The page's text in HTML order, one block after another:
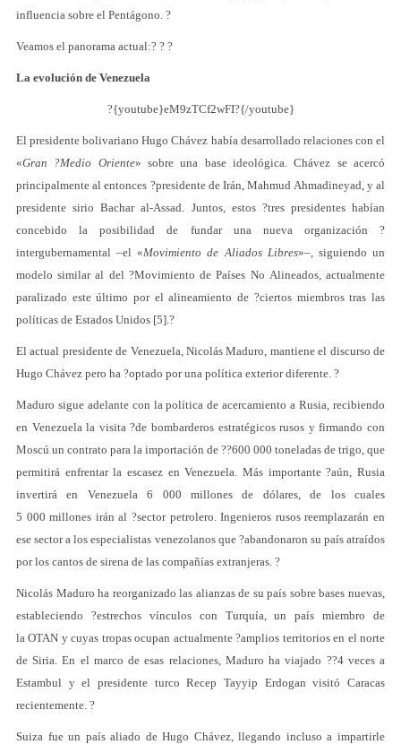
influencia sobre el Pentágono. ?
Veamos el panorama actual:? ? ?
La evolución de Venezuela
?{youtube}eM9zTCf2wFI?{/youtube}
El presidente bolivariano Hugo Chávez había desarrollado relaciones con el
«Gran ?Medio Oriente» sobre una base ideológica. Chávez se acercó
principalmente al entonces ?presidente de Irán, Mahmud Ahmadineyad, y al
presidente sirio Bachar al-Assad. Juntos, estos ?tres presidentes habían
concebido la posibilidad de fundar una nueva organización ?
intergubernamental –el «Movimiento de Aliados Libres»–, siguiendo un
modelo similar al del ?Movimiento de Países No Alineados, actualmente
paralizado este último por el alineamiento de ?ciertos miembros tras las
políticas de Estados Unidos [5].?
El actual presidente de Venezuela, Nicolás Maduro, mantiene el discurso de
Hugo Chávez pero ha ?optado por una política exterior diferente. ?
Maduro sigue adelante con la política de acercamiento a Rusia, recibiendo
en Venezuela la visita ?de bombarderos estratégicos rusos y firmando con
Moscú un contrato para la importación de ??600 000 toneladas de trigo, que
permitirá enfrentar la escasez en Venezuela. Más importante ?aún, Rusia
invertirá en Venezuela 6 000 millones de dólares, de los cuales
5 000 millones irán al ?sector petrolero. Ingenieros rusos reemplazarán en
ese sector a los especialistas venezolanos que ?abandonaron su país atraídos
por los cantos de sirena de las compañías extranjeras. ?
Nicolás Maduro ha reorganizado las alianzas de su país sobre bases nuevas,
estableciendo ?estrechos vínculos con Turquía, un país miembro de
la OTAN y cuyas tropas ocupan actualmente ?amplios territorios en el norte
de Siria. En el marco de esas relaciones, Maduro ha viajado ??4 veces a
Estambul y el presidente turco Recep Tayyip Erdogan visitó Caracas
recientemente. ?
Suiza fue un país aliado de Hugo Chávez, llegando incluso a impartirle